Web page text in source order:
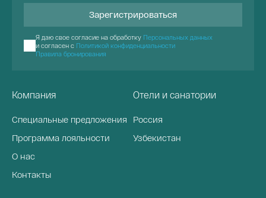
Компания
Специальные предложения
Программа лояльности
О нас
Контакты
Отели и санатории
Россия
Узбекистан
Зарегистрироваться
Я даю свое согласие на обработку Персональных данных
и согласен с Политикой конфиденциальности
Правила бронирования